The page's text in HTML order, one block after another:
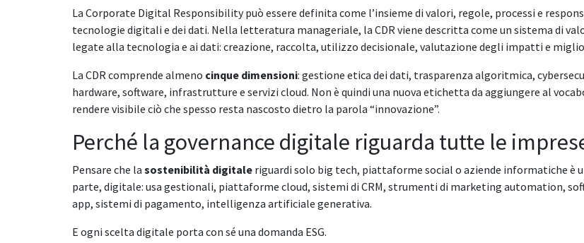
La Corporate Digital Responsibility può essere definita come l’insieme di valori, regole, processi e
tecnologie digitali e dei dati. Nella letteratura manageriale, la CDR viene descritta come un sistema di
legate alla tecnologia e ai dati: creazione, raccolta, utilizzo decisionale, valutazione degli impatti e
La CDR comprende almeno cinque dimensioni: gestione etica dei dati, trasparenza algoritmica,
hardware, software, infrastrutture e servizi cloud. Non è quindi una nuova etichetta da aggiungere al
rendere visibile ciò che spesso resta nascosto dietro la parola “innovazione”.
Perché la governance digitale riguarda tutte le
Pensare che la sostenibilità digitale riguardi solo big tech, piattaforme social o aziende informatiche è
parte, digitale: usa gestionali, piattaforme cloud, sistemi di CRM, strumenti di marketing automation,
app, sistemi di pagamento, intelligenza artificiale generativa.
E ogni scelta digitale porta con sé una domanda ESG.